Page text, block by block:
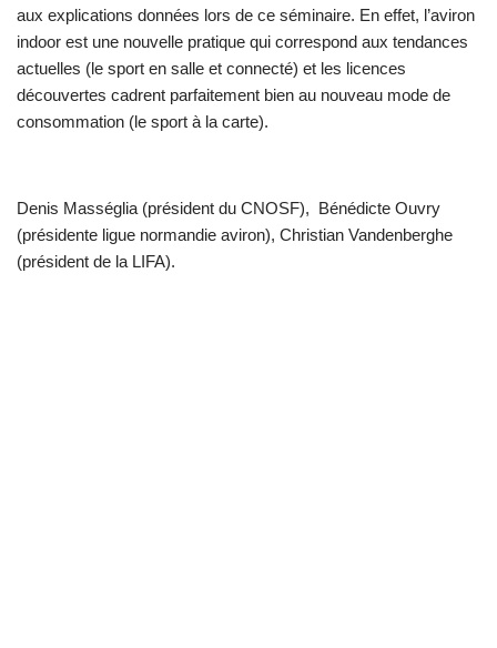
aux explications données lors de ce séminaire. En effet, l’aviron
indoor est une nouvelle pratique qui correspond aux tendances
actuelles (le sport en salle et connecté) et les licences
découvertes cadrent parfaitement bien au nouveau mode de
consommation (le sport à la carte).
Denis Masséglia (président du CNOSF), Bénédicte Ouvry
(présidente ligue normandie aviron), Christian Vandenberghe
(président de la LIFA).